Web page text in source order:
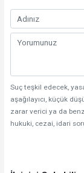
Suç teşkil edecek,
aşağılayıcı, küçük
zarar verici ya da
hukuki, cezai, idari